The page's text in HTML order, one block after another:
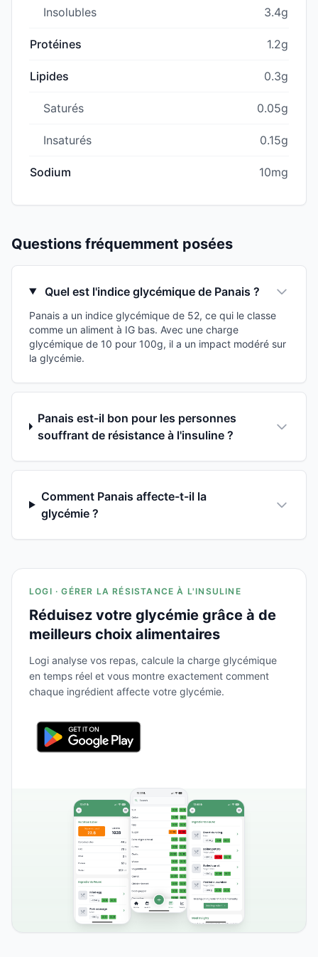
Insolubles 3.4g
Protéines 1.2g
Lipides 0.3g
Saturés 0.05g
Insaturés 0.15g
Sodium 10mg
Questions fréquemment posées
Quel est l'indice glycémique de Panais ?
Panais a un indice glycémique de 52, ce qui le classe
comme un aliment à IG bas. Avec une charge
glycémique de 10 pour 100g, il a un impact modéré sur
la glycémie.
Panais est-il bon pour les personnes
souffrant de résistance à l'insuline ?
Comment Panais affecte-t-il la
glycémie ?
LOGI · GÉRER LA RÉSISTANCE À L'INSULINE
Réduisez votre glycémie grâce à de
meilleurs choix alimentaires
Logi analyse vos repas, calcule la charge glycémique
en temps réel et vous montre exactement comment
chaque ingrédient affecte votre glycémie.